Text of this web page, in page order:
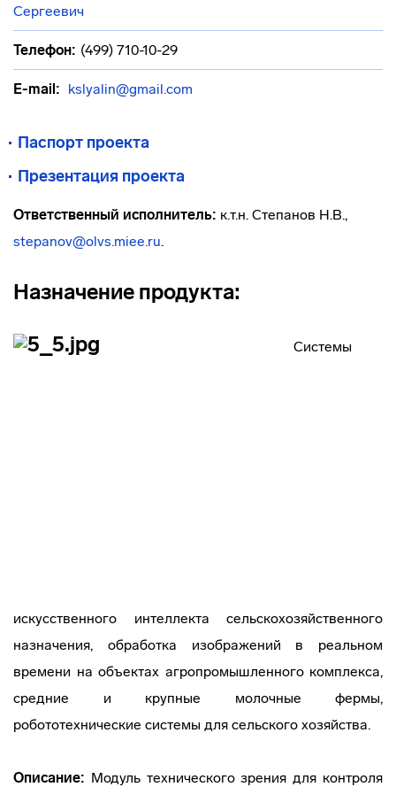
Сергеевич
Телефон: (499) 710-10-29
E-mail: kslyalin@gmail.com
Паспорт проекта
Презентация проекта
Ответственный исполнитель: к.т.н. Степанов Н.В.,
stepanov@olvs.miee.ru.
Назначение продукта:
Системы
искусственного интеллекта сельскохозяйственного
назначения, обработка изображений в реальном
времени на объектах агропромышленного комплекса,
средние и крупные молочные фермы,
робототехнические системы для сельского хозяйства.
Описание: Модуль технического зрения для контроля